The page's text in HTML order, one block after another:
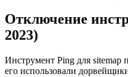
Отключение
2023)
Инструмент Ping для sitemap
его использовали